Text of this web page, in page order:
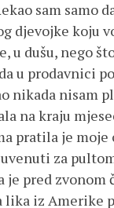
sam samo
djevojke koju
u dušu, nego
u prodavnici
nikada nisam
na kraju
pratila je moje
za
je pred zvonom
lika iz Amerike